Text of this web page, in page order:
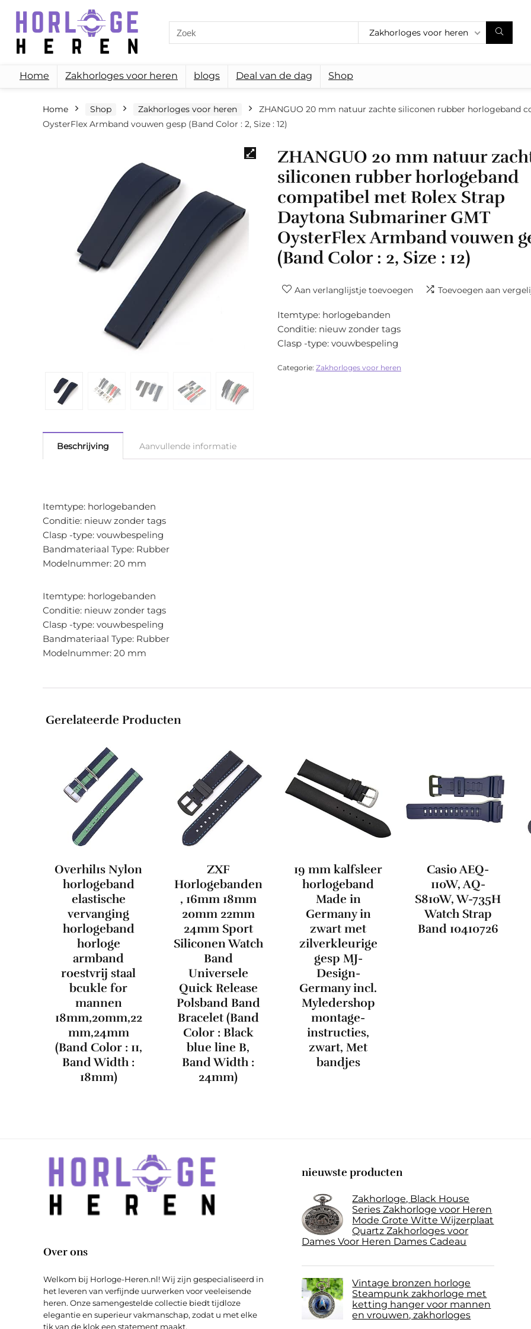
for:
Zakhorloges voor heren
Home Zakhorloges voor heren blogs Deal van de dag Shop
Home Shop Zakhorloges voor heren
ZHANGUO 20 mm natuur zachte siliconen rubber horlogeband
OysterFlex Armband vouwen gesp (Band Color : 2, Size : 12)
ZHANGUO 20 mm natuur
siliconen rubber horlogeband
compatibel met Rolex Strap
Daytona Submariner GMT
OysterFlex Armband vouwen
(Band Color : 2, Size : 12)
Aan verlanglijstje toevoegen Toevoegen aan
Itemtype: horlogebanden
Conditie: nieuw zonder tags
Clasp -type: vouwbespeling
Categorie: Zakhorloges voor heren
Beschrijving Aanvullende informatie
Itemtype: horlogebanden
Conditie: nieuw zonder tags
Clasp -type: vouwbespeling
Bandmateriaal Type: Rubber
Modelnummer: 20 mm
Itemtype: horlogebanden
Conditie: nieuw zonder tags
Clasp -type: vouwbespeling
Bandmateriaal Type: Rubber
Modelnummer: 20 mm
Gerelateerde Producten
Overhil1s Nylon
horlogeband
elastische
vervanging
horlogeband
horloge
armband
roestvrij staal
bcukle for
mannen
18mm,20mm,22
mm,24mm
(Band Color : 11,
Band Width :
18mm)
ZXF
Horlogebanden
, 16mm 18mm
20mm 22mm
24mm Sport
Siliconen Watch
Band
Universele
Quick Release
Polsband Band
Bracelet (Band
Color : Black
blue line B,
Band Width :
24mm)
19 mm kalfsleer
horlogeband
Made in
Germany in
zwart met
zilverkleurige
gesp MJ-
Design-
Germany incl.
Myledershop
montage-
instructies,
zwart, Met
bandjes
Casio AEQ-
110W, AQ-
S810W, W-735H
Watch Strap
Band 10410726
Over ons
Welkom bij Horloge-Heren.nl! Wij zijn gespecialiseerd in
het leveren van verfijnde uurwerken voor veeleisende
heren. Onze samengestelde collectie biedt tijdloze
elegantie en superieur vakmanschap, zodat u met elke
tik van de klok een statement maakt.
nieuwste producten
Zakhorloge, Black House
Series Zakhorloge voor Heren
Mode Grote Witte Wijzerplaat
Quartz Zakhorloges voor
Dames Voor Heren Dames Cadeau
Vintage bronzen horloge
Steampunk zakhorloge met
ketting hanger voor mannen
en vrouwen, zakhorloges